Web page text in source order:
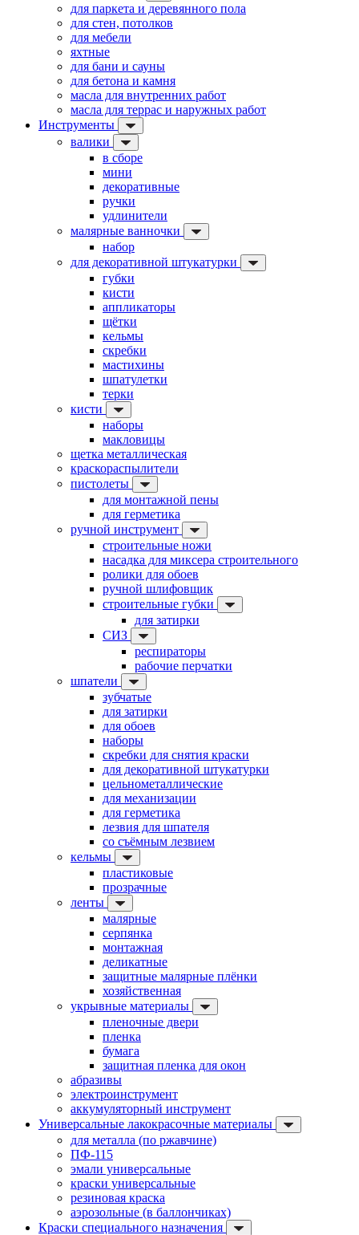
для паркета и деревянного пола
для стен, потолков
для мебели
яхтные
для бани и сауны
для бетона и камня
масла для внутренних работ
масла для террас и наружных работ
Инструменты
валики
в сборе
мини
декоративные
ручки
удлинители
малярные ванночки
набор
для декоративной штукатурки
губки
кисти
аппликаторы
щётки
кельмы
скребки
мастихины
шпатулетки
терки
кисти
наборы
макловицы
щетка металлическая
краскораспылители
пистолеты
для монтажной пены
для герметика
ручной инструмент
строительные ножи
насадка для миксера строительного
ролики для обоев
ручной шлифовщик
строительные губки
для затирки
СИЗ
респираторы
рабочие перчатки
шпатели
зубчатые
для затирки
для обоев
наборы
скребки для снятия краски
для декоративной штукатурки
цельнометаллические
для механизации
для герметика
лезвия для шпателя
со съёмным лезвием
кельмы
пластиковые
прозрачные
ленты
малярные
серпянка
монтажная
деликатные
защитные малярные плёнки
хозяйственная
укрывные материалы
пленочные двери
пленка
бумага
защитная пленка для окон
абразивы
электроинструмент
аккумуляторный инструмент
Универсальные лакокрасочные материалы
для металла (по ржавчине)
ПФ-115
эмали универсальные
краски универсальные
резиновая краска
аэрозольные (в баллончиках)
Краски специального назначения